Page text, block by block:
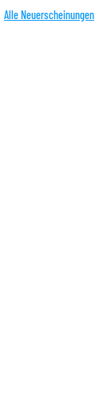
Alle Neuerscheinungen